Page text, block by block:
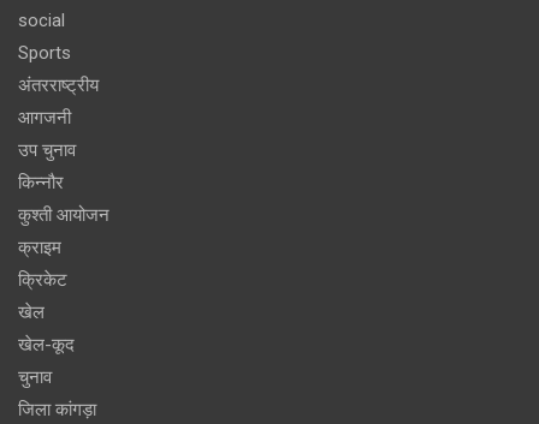
social
Sports
अंतरराष्ट्रीय
आगजनी
उप चुनाव
किन्नौर
कुश्ती आयोजन
क्राइम
क्रिकेट
खेल
खेल-कूद
चुनाव
जिला कांगड़ा